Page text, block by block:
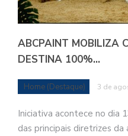
ABCPAINT MOBILIZA
DESTINA 100%…
Home (Destaque) 3 de
Iniciativa acontece no dia
das principais diretrizes